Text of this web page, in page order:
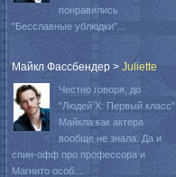
понравились
"Бесславные ублюдки"...
Майкл Фассбендер > Juliette
Честно говоря, до
"Людей Х: Первый класс"
Майкла как актера
вообще не знала. Да и
спин-офф про профессора и
Магнито особ...